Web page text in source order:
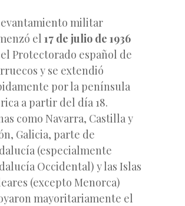
militar
el 17 de julio de 1936
Protectorado español de
y se extendió
por la península
a partir del día 18.
como Navarra, Castilla y
Galicia, parte de
(especialmente
Occidental) y las Islas
(excepto Menorca)
mayoritariamente el